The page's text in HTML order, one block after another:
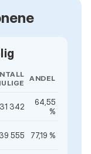
ANDEL
342
64,55
%
555 77,19 %